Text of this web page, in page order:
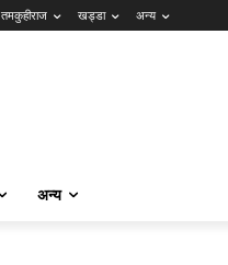
तमकुहीराज खड्डा अन्य
अन्य